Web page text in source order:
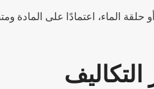
الماء، اعتمادًا على المادة